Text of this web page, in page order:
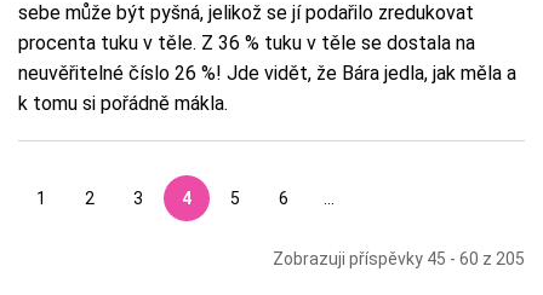
sebe může být pyšná, jelikož se jí podařilo zredukovat
procenta tuku v těle. Z 36 % tuku v těle se dostala na
neuvěřitelné číslo 26 %! Jde vidět, že Bára jedla, jak měla a
k tomu si pořádně mákla.
1 2 3 4 5 6 ...
Zobrazuji příspěvky 45 - 60 z 205